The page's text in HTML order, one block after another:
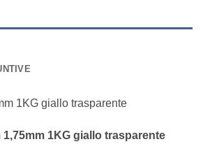
1KG giallo trasparente
1,75mm 1KG giallo trasparente